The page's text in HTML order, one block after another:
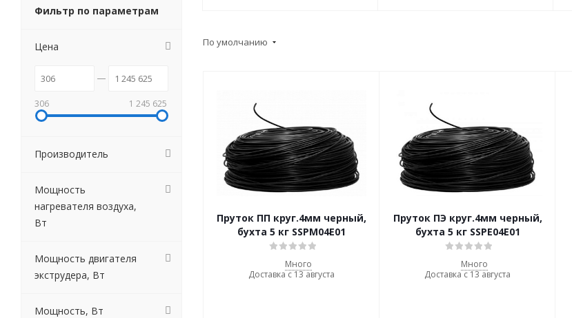
По умолчанию
Пруток ПП круг.4мм черный,
бухта 5 кг SSPM04E01
Много
Доставка с 13 августа
Пруток ПЭ круг.4мм черный,
бухта 5 кг SSPE04E01
Много
Доставка с 13 августа
Фильтр по параметрам
Цена
306 1 245 625
Производитель
Мощность
нагревателя воздуха,
Вт
Мощность двигателя
экструдера, Вт
Мощность, Вт